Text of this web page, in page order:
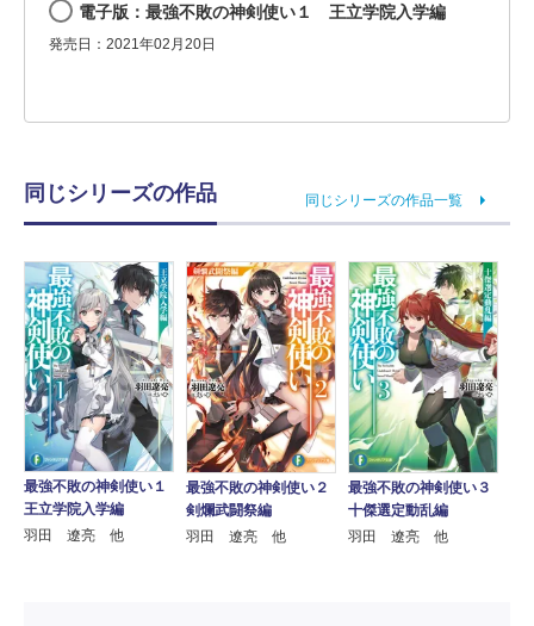
電子版：最強不敗の神剣使い１ 王立学院入学編
発売日：2021年02月20日
同じシリーズの作品 同じシリーズの作品一覧
最強不敗の神剣使い１
王立学院入学編
羽田 遼亮 他
最強不敗の神剣使い２
剣爛武闘祭編
羽田 遼亮 他
最強不敗の神剣使い３
十傑選定動乱編
羽田 遼亮 他